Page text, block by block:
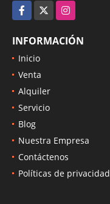
Facebook
Instagram
INFORMACIÓN
Inicio
Venta
Alquiler
Servicio
Blog
Nuestra Empresa
Contáctenos
Políticas de privacidad